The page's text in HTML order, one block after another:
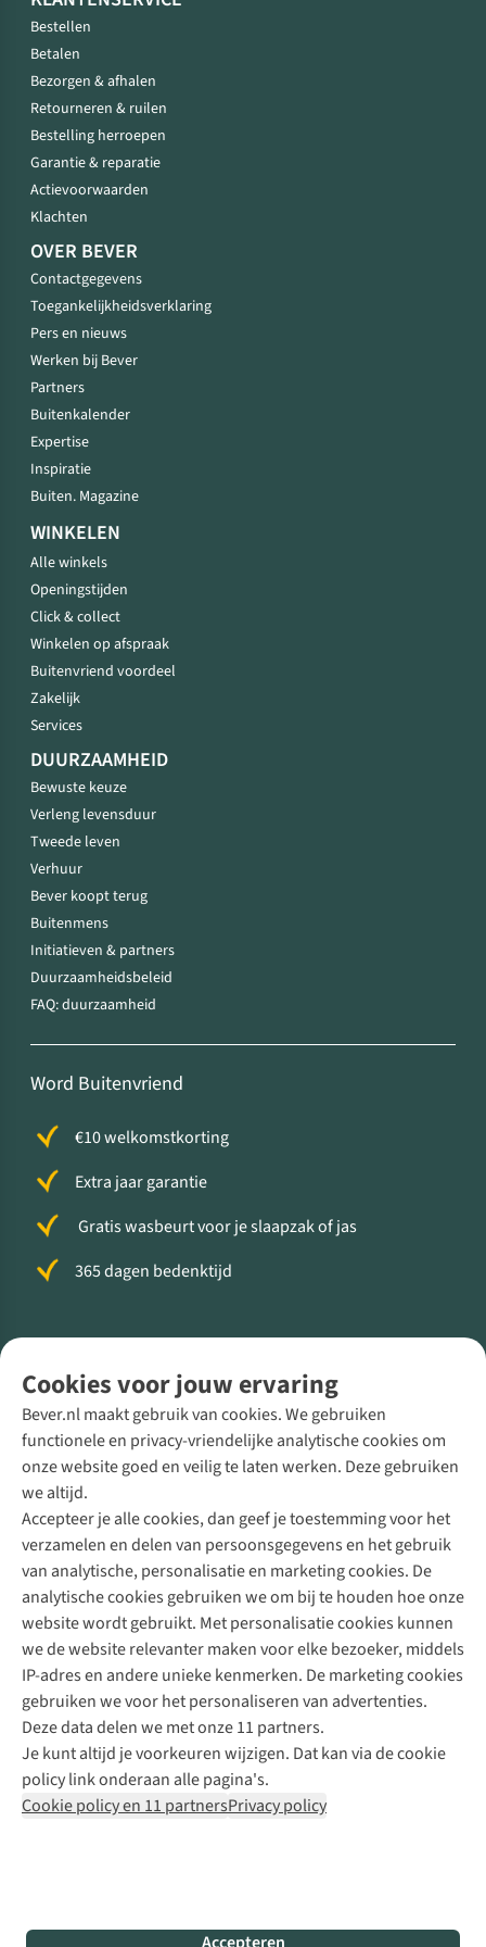
Cookies voor jouw ervaring
Bever.nl maakt gebruik van cookies. We gebruiken
functionele en privacy-vriendelijke analytische cookies om
onze website goed en veilig te laten werken. Deze gebruiken
we altijd.
Accepteer je alle cookies, dan geef je toestemming voor het
verzamelen en delen van persoonsgegevens en het gebruik
van analytische, personalisatie en marketing cookies. De
analytische cookies gebruiken we om bij te houden hoe onze
website wordt gebruikt. Met personalisatie cookies kunnen
we de website relevanter maken voor elke bezoeker, middels
IP-adres en andere unieke kenmerken. De marketing cookies
gebruiken we voor het personaliseren van advertenties.
Deze data delen we met onze 11 partners.
Je kunt altijd je voorkeuren wijzigen. Dat kan via de cookie
policy link onderaan alle pagina's.
Cookie policy en 11 partnersPrivacy policy
Bestellen
Betalen
Bezorgen & afhalen
Retourneren & ruilen
Bestelling herroepen
Garantie & reparatie
Actievoorwaarden
Klachten
OVER BEVER
Contactgegevens
Toegankelijkheidsverklaring
Pers en nieuws
Werken bij Bever
Partners
Buitenkalender
Expertise
Inspiratie
Buiten. Magazine
WINKELEN
Alle winkels
Openingstijden
Click & collect
Winkelen op afspraak
Buitenvriend voordeel
Zakelijk
Services
DUURZAAMHEID
Bewuste keuze
Verleng levensduur
Tweede leven
Verhuur
Bever koopt terug
Buitenmens
Initiatieven & partners
Duurzaamheidsbeleid
FAQ: duurzaamheid
Word Buitenvriend
€10 welkomstkorting
Extra jaar garantie
Gratis wasbeurt voor je slaapzak of jas
365 dagen bedenktijd
Direct advies van een Buitenexpert
+31 (0)85 888 50 88
+31 6 12 28 49 80
Contactformulier